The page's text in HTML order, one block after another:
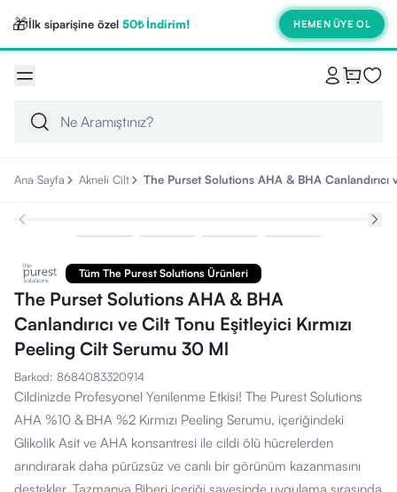
🎁İlk siparişine özel 50₺ İndirim! HEMEN ÜYE OL
Ana Sayfa Akneli Cilt The Purset Solutions AHA & BHA
Tüm The Purest Solutions Ürünleri
The Purset Solutions AHA & BHA
Canlandırıcı ve Cilt Tonu Eşitleyici Kırmızı
Peeling Cilt Serumu 30 Ml
Barkod: 8684083320914
Cildinizde Profesyonel Yenilenme Etkisi! The Purest Solutions
AHA %10 & BHA %2 Kırmızı Peeling Serumu, içeriğindeki
Glikolik Asit ve AHA konsantresi ile cildi ölü hücrelerden
arındırarak daha pürüzsüz ve canlı bir görünüm kazanmasını